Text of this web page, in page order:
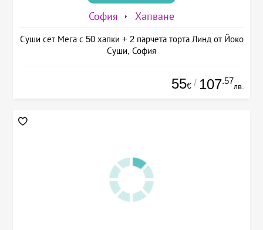
София Хапване
Суши сет Мега с 50 хапки + 2 парчета торта Линд от Йоко
Суши, София
55€ / 107.57
лв.